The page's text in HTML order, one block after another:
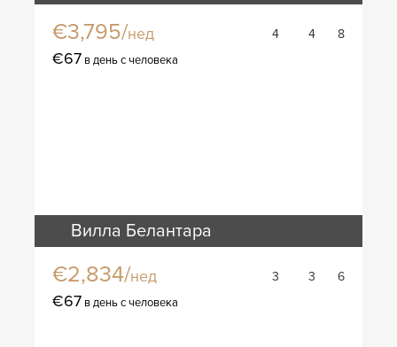
€3,795/нед 4 4 8
€67 в день с человека
Вилла Белантара
€2,834/нед 3 3 6
€67 в день с человека